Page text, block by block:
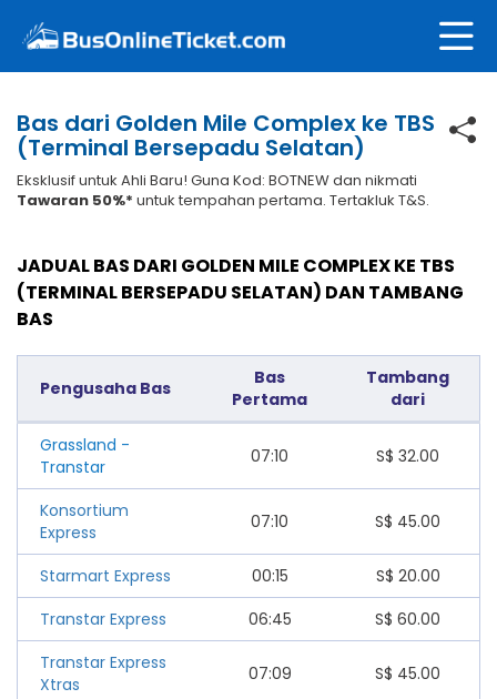
Bas dari Golden Mile Complex ke TBS
(Terminal Bersepadu Selatan)
Eksklusif untuk Ahli Baru! Guna Kod: BOTNEW dan nikmati
Tawaran 50%* untuk tempahan pertama. Tertakluk T&S.
JADUAL BAS DARI GOLDEN MILE COMPLEX KE TBS
(TERMINAL BERSEPADU SELATAN) DAN TAMBANG
BAS
Pengusaha Bas
Bas
Pertama
Tambang
dari
Grassland -
Transtar
07:10 S$ 32.00
Konsortium
Express
07:10 S$ 45.00
Starmart Express 00:15 S$ 20.00
Transtar Express
06:45 S$ 60.00
Transtar Express
Xtras
07:09 S$ 45.00